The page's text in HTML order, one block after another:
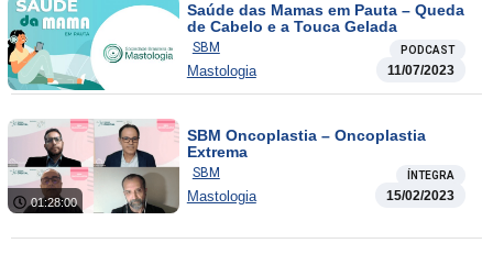
Saúde das Mamas em Pauta – Queda
de Cabelo e a Touca Gelada
SBM PODCAST
Mastologia 11/07/2023
01:28:00
SBM Oncoplastia – Oncoplastia
Extrema
SBM ÍNTEGRA
Mastologia 15/02/2023